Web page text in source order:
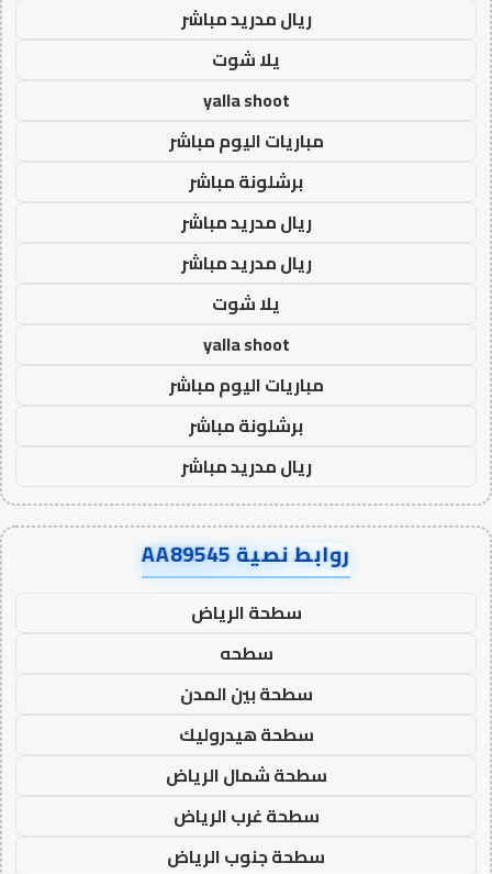
ريال مدريد مباشر
يلا شوت
yalla shoot
مباريات اليوم مباشر
برشلونة مباشر
ريال مدريد مباشر
ريال مدريد مباشر
يلا شوت
yalla shoot
مباريات اليوم مباشر
برشلونة مباشر
ريال مدريد مباشر
روابط نصية AA89545
سطحة الرياض
سطحه
سطحة بين المدن
سطحة هيدروليك
سطحة شمال الرياض
سطحة غرب الرياض
سطحة جنوب الرياض